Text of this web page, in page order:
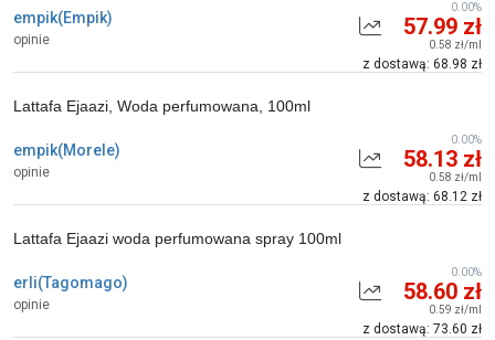
empik(Empik)
opinie 57.99 zł
0.58 zł/ml
z dostawą: 68.98 zł
0.00%
empik(Morele)
opinie
Lattafa Ejaazi, Woda perfumowana, 100ml
58.13 zł
0.58 zł/ml
z dostawą: 68.12 zł
0.00%
erli(Tagomago)
opinie
Lattafa Ejaazi woda perfumowana spray 100ml
58.60 zł
0.59 zł/ml
z dostawą: 73.60 zł
0.00%